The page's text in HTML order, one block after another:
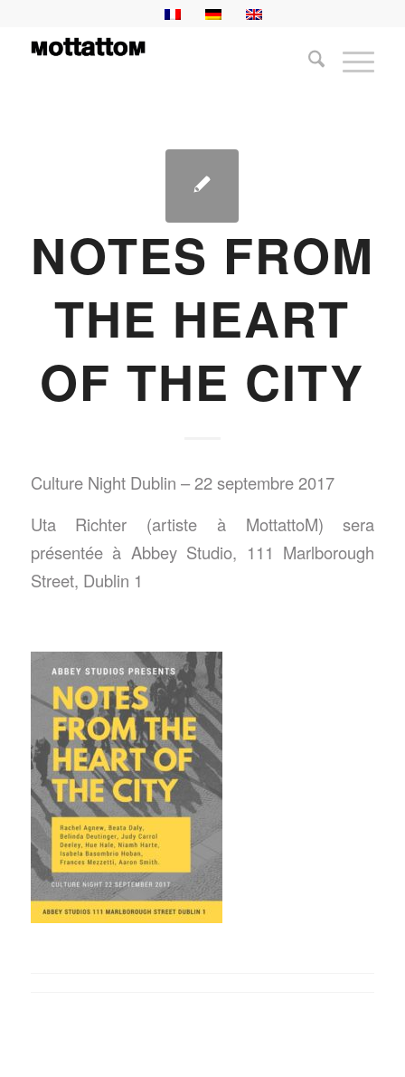
NOTES FROM
THE HEART
OF THE CITY
Culture Night Dublin – 22 septembre 2017
Uta Richter (artiste à MottattoM) sera
présentée à Abbey Studio, 111 Marlborough
Street, Dublin 1